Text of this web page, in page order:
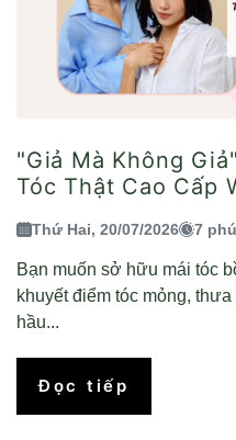
"Giả Mà Không
Tóc Thật Cao Cấp
Thứ Hai, 20/07/2026 7
Bạn muốn sở hữu mái tóc
khuyết điểm tóc mỏng,
hầu...
Đọc tiếp